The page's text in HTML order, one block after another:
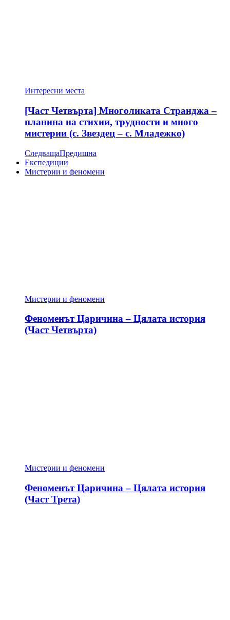
Интересни места
[Част Четвърта] Многоликата Странджа –
планина на стихии, трудности и много
мистерии (с. Звездец – с. Младежко)
СледващаПредишна
Експедиции
Мистерии и феномени
Мистерии и феномени
Феноменът Царичина – Цялата история
(Част Четвърта)
Мистерии и феномени
Феноменът Царичина – Цялата история
(Част Трета)